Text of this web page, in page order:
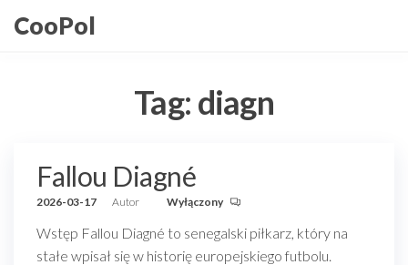
doCooPol
Tag: diagn
Fallou Diagné
2026-03-17 Autor Wyłączony
Wstęp Fallou Diagné to senegalski piłkarz, który na
stałe wpisał się w historię europejskiego futbolu.